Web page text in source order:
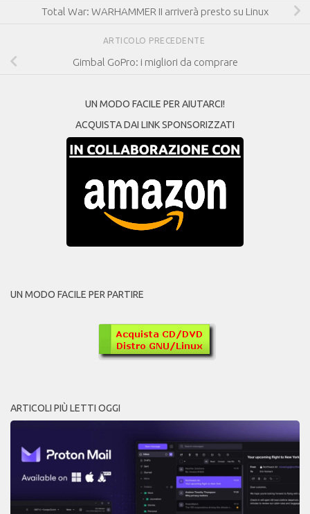
Total War: WARHAMMER II arriverà presto su Linux
ARTICOLO PRECEDENTE
Gimbal GoPro: i migliori da comprare
UN MODO FACILE PER AIUTARCI!
ACQUISTA DAI LINK SPONSORIZZATI
UN MODO FACILE PER PARTIRE
ARTICOLI PIÙ LETTI OGGI